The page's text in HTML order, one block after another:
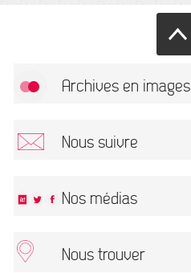
Archives en images
Nous suivre
This field is required.
Nos médias
Nous trouver